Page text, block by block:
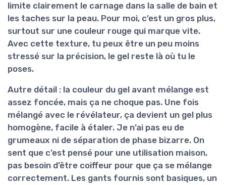
limite clairement le carnage dans la salle de bain et
les taches sur la peau. Pour moi, c’est un gros plus,
surtout sur une couleur rouge qui marque vite.
Avec cette texture, tu peux être un peu moins
stressé sur la précision, le gel reste là où tu le
poses.
Autre détail : la couleur du gel avant mélange est
assez foncée, mais ça ne choque pas. Une fois
mélangé avec le révélateur, ça devient un gel plus
homogène, facile à étaler. Je n’ai pas eu de
grumeaux ni de séparation de phase bizarre. On
sent que c’est pensé pour une utilisation maison,
pas besoin d’être coiffeur pour que ça se mélange
correctement. Les gants fournis sont basiques, un